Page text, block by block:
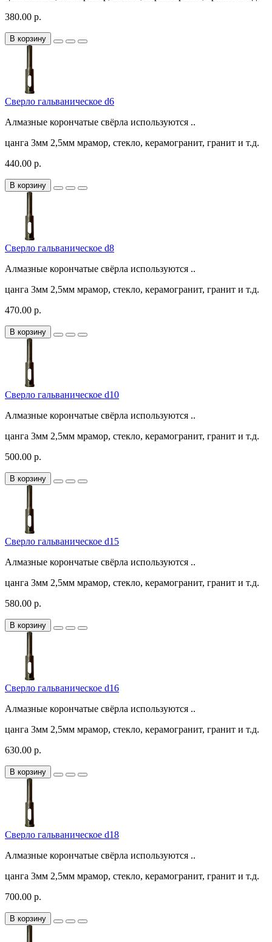
380.00 р.
В корзину
Сверло гальваническое d6
Алмазные корончатые свёрла используются ..
цанга 3мм 2,5мм мрамор, стекло, керамогранит, гранит и т.д.
440.00 р.
В корзину
Сверло гальваническое d8
Алмазные корончатые свёрла используются ..
цанга 3мм 2,5мм мрамор, стекло, керамогранит, гранит и т.д.
470.00 р.
В корзину
Сверло гальваническое d10
Алмазные корончатые свёрла используются ..
цанга 3мм 2,5мм мрамор, стекло, керамогранит, гранит и т.д.
500.00 р.
В корзину
Сверло гальваническое d15
Алмазные корончатые свёрла используются ..
цанга 3мм 2,5мм мрамор, стекло, керамогранит, гранит и т.д.
580.00 р.
В корзину
Сверло гальваническое d16
Алмазные корончатые свёрла используются ..
цанга 3мм 2,5мм мрамор, стекло, керамогранит, гранит и т.д.
630.00 р.
В корзину
Сверло гальваническое d18
Алмазные корончатые свёрла используются ..
цанга 3мм 2,5мм мрамор, стекло, керамогранит, гранит и т.д.
700.00 р.
В корзину